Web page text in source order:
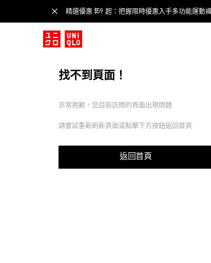
精選優惠 $59 起：把握限時優惠入手多功能運動
找不到頁面！
非常抱歉，您目前訪問的頁面出現問題
請嘗試重新刷新頁面或點擊下方按鈕返回首頁
返回首頁